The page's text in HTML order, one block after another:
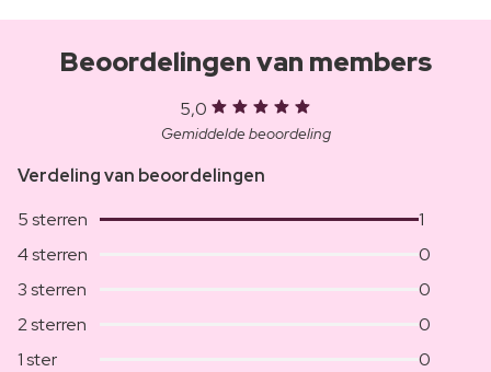
Beoordelingen van members
5,0
Gemiddelde beoordeling
Verdeling van beoordelingen
5 sterren
1
4 sterren
0
3 sterren
0
2 sterren
0
1 ster
0